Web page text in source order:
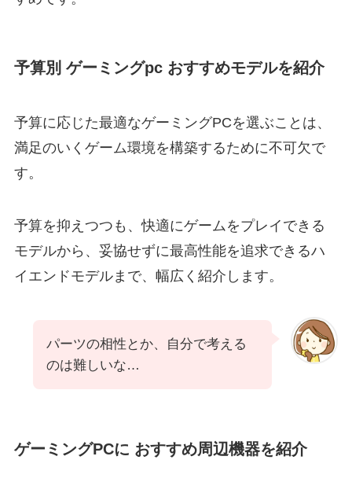
予算別 ゲーミングpc おすすめモデルを紹介
予算に応じた最適なゲーミングPCを選ぶことは、
満足のいくゲーム環境を構築するために不可欠で
す。
予算を抑えつつも、快適にゲームをプレイできる
モデルから、妥協せずに最高性能を追求できるハ
イエンドモデルまで、幅広く紹介します。
パーツの相性とか、自分で考える
のは難しいな…
ゲーミングPCに おすすめ周辺機器を紹介